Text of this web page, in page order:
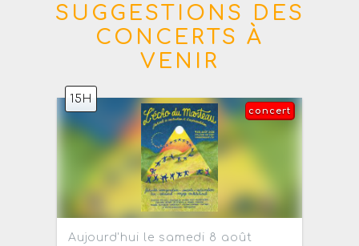
SUGGESTIONS DES
CONCERTS À
VENIR
15H
concert
Aujourd'hui le samedi 8 août